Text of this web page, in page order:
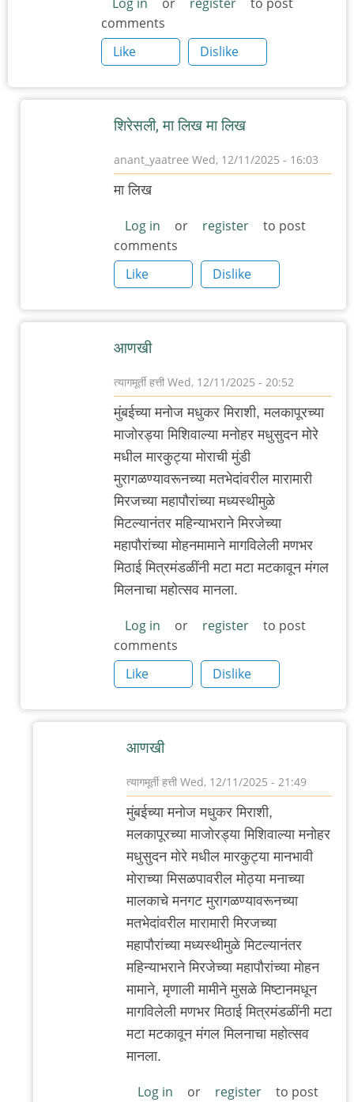
comments
Like
Dislike
शिरेसली, मा लिख मा लिख
anant_yaatree Wed, 12/11/2025 - 16:03
In
म
चा
अनुप्रास
by
हत्ती
मा लिख
Log in or register
to post
comments
Like
Dislike
आणखी
त्यागमूर्ती हत्ती Wed, 12/11/2025 - 20:52
In
reply
चा
अनुप्रास
त्यागमूर्ती
हत्ती
मुंबईच्या मनोज मधुकर मिराशी, मलकापूरच्या
माजोरड्या मिशिवाल्या मनोहर मधुसुदन मोरे
मधील मारकुट्या मोराची मुंडी
मुरागळण्यावरूनच्या मतभेदांवरील मारामारी
मिरजच्या महापौरांच्या मध्यस्थीमुळे
मिटल्यानंतर महिन्याभराने मिरजेच्या
महापौरांच्या मोहनमामाने मागविलेली मणभर
मिठाई मित्रमंडळींनी मटा मटा मटकावून मंगल
मिलनाचा महोत्सव मानला.
Log in or register
to post
comments
Like
Dislike
आणखी
त्यागमूर्ती हत्ती Wed, 12/11/2025 - 21:49
In
reply
आणखी
त्यागमूर्ती
मुंबईच्या मनोज मधुकर मिराशी,
मलकापूरच्या माजोरड्या मिशिवाल्या मनोहर
मधुसुदन मोरे मधील मारकुट्या मानभावी
मोराच्या मिसळपावरील मोठ्या मनाच्या
मालकाचे मनगट मुरागळण्यावरूनच्या
मतभेदांवरील मारामारी मिरजच्या
महापौरांच्या मध्यस्थीमुळे मिटल्यानंतर
महिन्याभराने मिरजेच्या महापौरांच्या मोहन
मामाने, मृणाली मामीने मुसळे मिष्टानमधून
मागविलेली मणभर मिठाई मित्रमंडळींनी मटा
मटा मटकावून मंगल मिलनाचा महोत्सव
मानला.
Log in or register
to post